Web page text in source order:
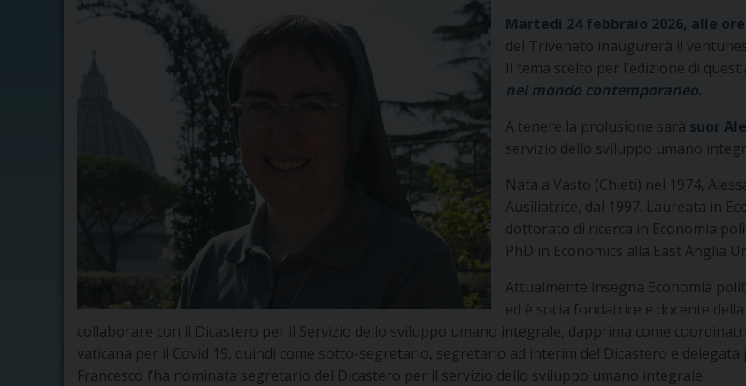
Martedì 24 febbraio 2026, alle ore
del Triveneto inaugurerà il
Il tema scelto per l’edizione di
nel mondo contemporaneo.
A tenere la prolusione sarà suor
servizio dello sviluppo umano
Nata a Vasto (Chieti) nel 1974,
Ausiliatrice, dal 1997. Laureata in
dottorato di ricerca in Economia
PhD in Economics alla East Anglia
Attualmente insegna Economia
ed è socia fondatrice e docente
collaborare con il Dicastero per il Servizio dello sviluppo umano integrale, dapprima come
vaticana per il Covid 19, quindi come sotto-segretario, segretario ad interim del Dicastero e delegata
Francesco l’ha nominata segretario del Dicastero per il servizio dello sviluppo umano integrale.